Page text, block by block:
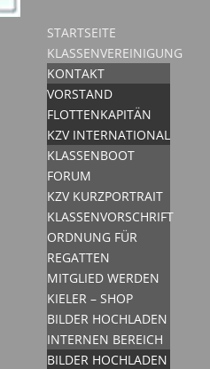
STARTSEITE
KLASSENVEREINIGUNG
KONTAKT
VORSTAND
FLOTTENKAPITÄN
KZV INTERNATIONAL
KLASSENBOOT
FORUM
KZV KURZPORTRAIT
KLASSENVORSCHRIFT
ORDNUNG FÜR
REGATTEN
MITGLIED WERDEN
KIELER – SHOP
BILDER HOCHLADEN
INTERNEN BEREICH
BILDER HOCHLADEN